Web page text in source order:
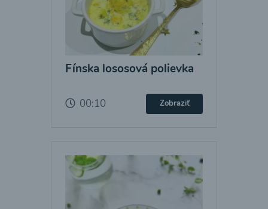
Fínska lososová polievka
00:10 Zobraziť